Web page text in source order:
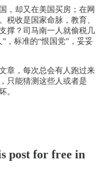
，却又在美国买房；在网
税收是国家命脉，教育、
撑？司马南一人就偷税几
，标准的“恨国党”，妥妥
章，每次总会有人跑过来
只能猜测这些人或者是
。
post for free in